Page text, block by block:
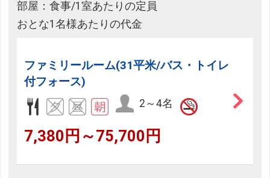
部屋：食事/1室あたりの定員
おとな1名様あたりの代金
ファミリールーム(31平米/バス・トイレ
付フォース)
2～4名
7,380円～75,700円